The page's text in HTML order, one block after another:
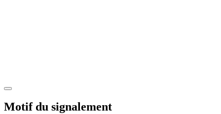
Motif du signalement